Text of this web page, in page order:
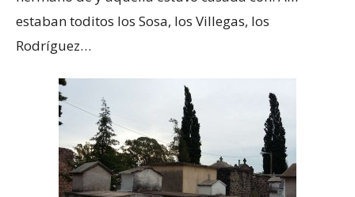
estaban toditos los Sosa, los Villegas, los
Rodríguez…